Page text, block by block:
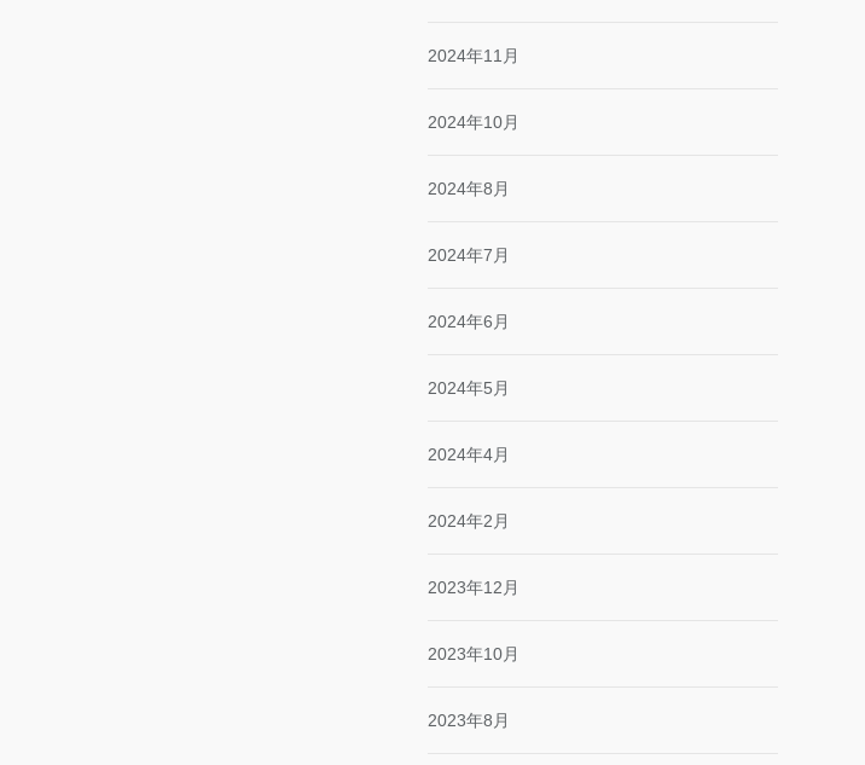
2024年11月
2024年10月
2024年8月
2024年7月
2024年6月
2024年5月
2024年4月
2024年2月
2023年12月
2023年10月
2023年8月